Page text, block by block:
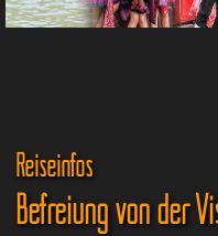
Reiseinfos
Befreiung von der